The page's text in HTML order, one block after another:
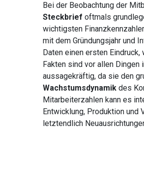
Bei der Beobachtung der
Steckbrief oftmals
wichtigsten
mit dem Gründungsjahr und
Daten einen ersten
Fakten sind vor allen Dingen
aussagekräftig, da sie den
Wachstumsdynamik des
Mitarbeiterzahlen kann es
Entwicklung, Produktion und
letztendlich